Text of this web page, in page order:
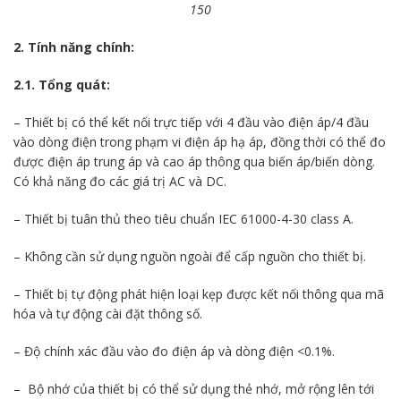
150
2. Tính năng chính:
2.1. Tổng quát:
– Thiết bị có thể kết nối trực tiếp với 4 đầu vào điện áp/4 đầu
vào dòng điện trong phạm vi điện áp hạ áp, đồng thời có thể đo
được điện áp trung áp và cao áp thông qua biến áp/biến dòng.
Có khả năng đo các giá trị AC và DC.
– Thiết bị tuân thủ theo tiêu chuẩn IEC 61000-4-30 class A.
– Không cần sử dụng nguồn ngoài để cấp nguồn cho thiết bị.
– Thiết bị tự động phát hiện loại kẹp được kết nối thông qua mã
hóa và tự động cài đặt thông số.
– Độ chính xác đầu vào đo điện áp và dòng điện <0.1%.
– Bộ nhớ của thiết bị có thể sử dụng thẻ nhớ, mở rộng lên tới